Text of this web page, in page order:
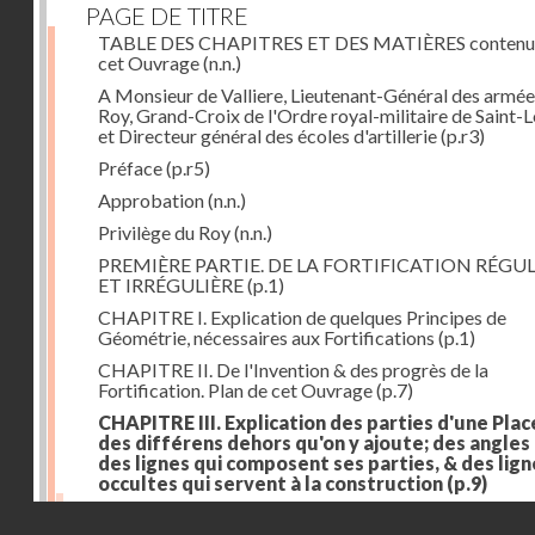
PAGE DE TITRE
TABLE DES CHAPITRES ET DES MATIÈRES
cet Ouvrage(n.n.)
A Monsieur de Valliere, Lieutenant-Général des
Roy, Grand-Croix de l'Ordre royal-militaire de Saint-
et Directeur général des écoles d'artillerie(p.r3)
Préface(p.r5)
Approbation(n.n.)
Privilège du Roy(n.n.)
PREMIÈRE PARTIE. DE LA FORTIFICATION
ET IRRÉGULIÈRE(p.1)
CHAPITRE I. Explication de quelques Principes de
Géométrie, nécessaires aux Fortifications (p.1)
CHAPITRE II. De l'Invention & des progrès de la
Fortification. Plan de cet Ouvrage(p.7)
CHAPITRE III. Explication des parties d'une
des différens dehors qu'on y ajoute; des angles
des lignes qui composent ses parties, & des
occultes qui servent à la construction (p.9)
Des lignes & des angles qui composent les parties